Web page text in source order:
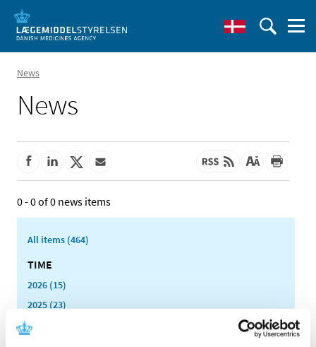
News
News
0 - 0 of 0 news items
All items (464)
TIME
2026 (15)
2025 (23)
2024 (26)